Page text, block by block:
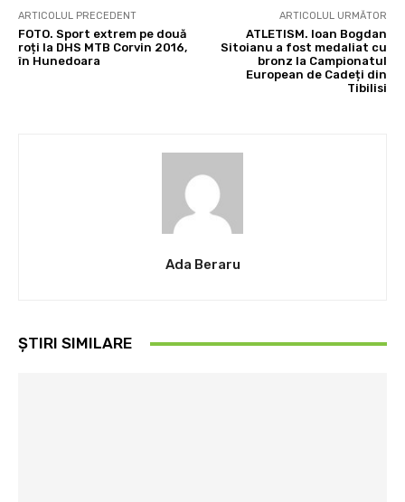
ARTICOLUL PRECEDENT
FOTO. Sport extrem pe două
roți la DHS MTB Corvin 2016,
în Hunedoara
ARTICOLUL URMĂTOR
ATLETISM. Ioan Bogdan
Sitoianu a fost medaliat cu
bronz la Campionatul
European de Cadeți din
Tibilisi
Ada Beraru
ȘTIRI SIMILARE